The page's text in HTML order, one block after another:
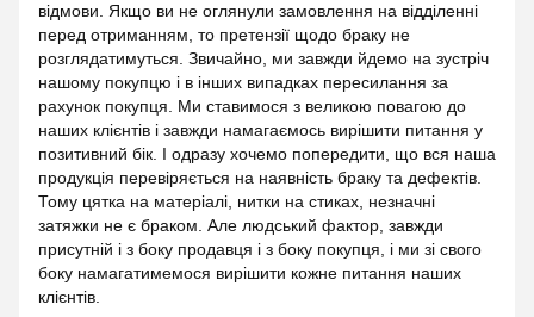
відмови. Якщо ви не оглянули замовлення на відділенні
перед отриманням, то претензії щодо браку не
розглядатимуться. Звичайно, ми завжди йдемо на зустріч
нашому покупцю і в інших випадках пересилання за
рахунок покупця. Ми ставимося з великою повагою до
наших клієнтів і завжди намагаємось вирішити питання у
позитивний бік. І одразу хочемо попередити, що вся наша
продукція перевіряється на наявність браку та дефектів.
Тому цятка на матеріалі, нитки на стиках, незначні
затяжки не є браком. Але людський фактор, завжди
присутній і з боку продавця і з боку покупця, і ми зі свого
боку намагатимемося вирішити кожне питання наших
клієнтів.